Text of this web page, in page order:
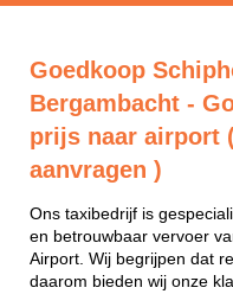
Goedkoop
Bergambacht -
prijs naar airport
aanvragen )
Ons taxibedrijf is
en betrouwbaar vervoer
Airport. Wij begrijpen dat
daarom bieden wij onze